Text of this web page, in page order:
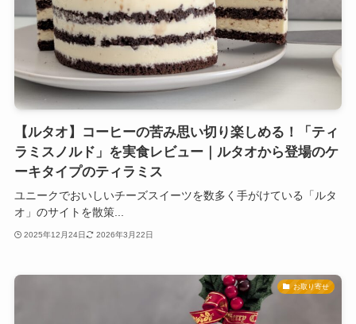
【ルタオ】コーヒーの苦み思い切り楽しめる！「ティ
ラミスノルド」を実食レビュー｜ルタオから登場のケ
ーキタイプのティラミス
ユニークでおいしいチーズスイーツを数多く手がけている「ルタ
オ」のサイトを散策...
2025年12月24日 2026年3月22日
お取り寄せ